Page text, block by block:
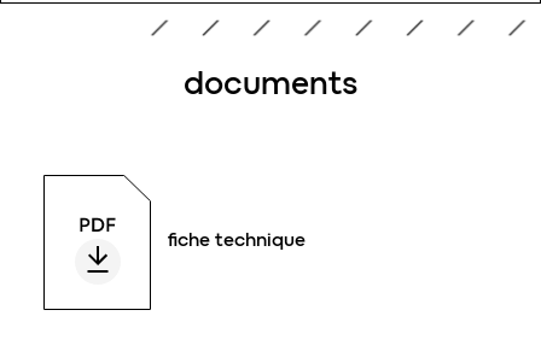
documents
fiche technique